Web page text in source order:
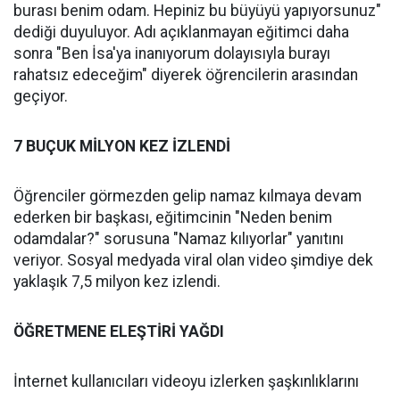
burası benim odam. Hepiniz bu büyüyü yapıyorsunuz"
dediği duyuluyor. Adı açıklanmayan eğitimci daha
sonra "Ben İsa'ya inanıyorum dolayısıyla burayı
rahatsız edeceğim" diyerek öğrencilerin arasından
geçiyor.
7 BUÇUK MİLYON KEZ İZLENDİ
Öğrenciler görmezden gelip namaz kılmaya devam
ederken bir başkası, eğitimcinin "Neden benim
odamdalar?" sorusuna "Namaz kılıyorlar" yanıtını
veriyor. Sosyal medyada viral olan video şimdiye dek
yaklaşık 7,5 milyon kez izlendi.
ÖĞRETMENE ELEŞTİRİ YAĞDI
İnternet kullanıcıları videoyu izlerken şaşkınlıklarını